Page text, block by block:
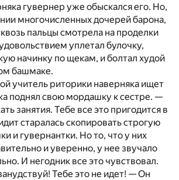
гувернер уже обыскался его. Но,
многочисленных дочерей барона,
пальцы смотрела на проделки
уплетал булочку,
начинку по щекам, и болтал худой
башмаке.
учитель риторики наверняка ищет
поднял свою мордашку к сестре. —
занятия. Тебе все это пригодится в
старалась скопировать строгую
и гувернантки. Но то, что у них
и уверенно, у нее звучало
И негодник все это чувствовал.
Тебе это не идет! — Он